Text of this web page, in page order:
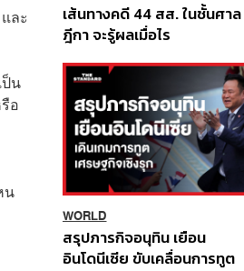
ละ
ป็น
อ
น
เส้นทางคดี 44 สส. ในชั้นศาล
ฎีกา จะรู้ผลเมื่อไร
WORLD
สรุปภารกิจอนุทิน เยือน
อินโดนีเซีย ขับเคลื่อนการทูต